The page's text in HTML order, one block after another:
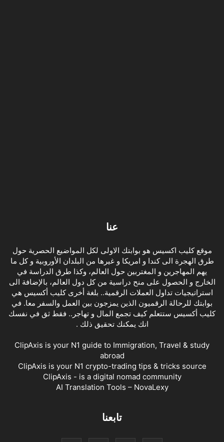
عنا
موقع كليب اكسيس هو بوابتك الاولى لكل المواضيع الحصرية حول
طرق الهجرة الى كندا و امريكا و غيرها من البلدان الأوروبية و كل ما
يهم المهاجرين و المغتربين حول العالم، وكذا طرق الدراسة في
الخارج و الحصول على منح دراسية من كل دول العالم، بالإضافة الى
استراتيجيات تداول العملات الرقمية.. بلغة أخرى كليب أكسيس هي
بوابتك للرحالة الرقميون الذين يمزجون بين العمل والسفر معا. في
كليب أكسيس ستتعلم كيف تجمع المال و تهاجر.. فقط ثق في نفسك
انك يمكنك تحقيق ذلك .
ClipAxis is your N1 guide to Immigration, Travel & study
abroad
ClipAxis is your N1 crypto-trading tips & tricks source
ClipAxis - is a digital nomad community
AI Translation Tools – NovaLexy
تابعنا